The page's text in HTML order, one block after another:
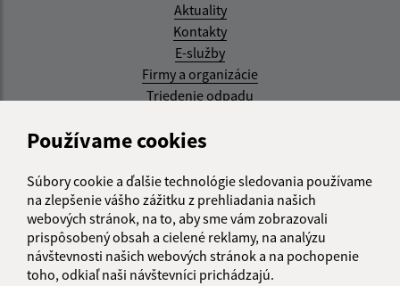
Používame cookies
Súbory cookie a ďalšie technológie sledovania používame
na zlepšenie vášho zážitku z prehliadania našich
webových stránok, na to, aby sme vám zobrazovali
prispôsobený obsah a cielené reklamy, na analýzu
návštevnosti našich webových stránok a na pochopenie
toho, odkiaľ naši návštevníci prichádzajú.
Aktuality
Kontakty
E-služby
Firmy a organizácie
Triedenie odpadu
Aktualizované:
RSS
Správca obsahu:
Správca obsahu je Obec Kysak.